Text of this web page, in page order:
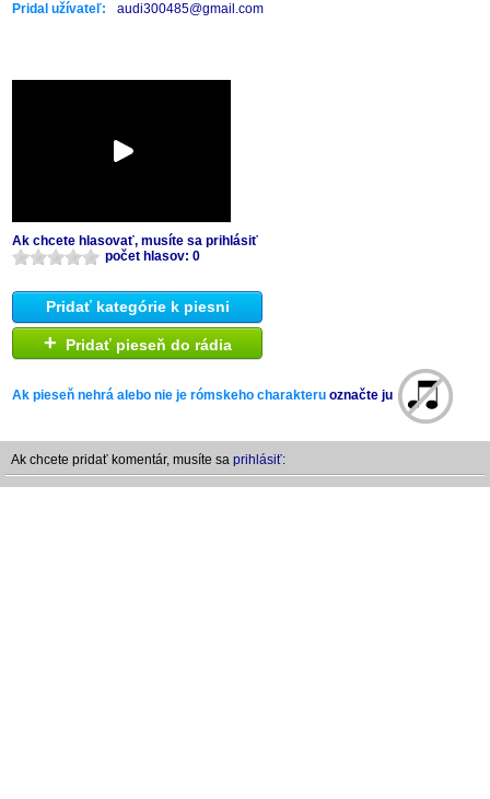
Pridal užívateľ: audi300485@gmail.com
Ak chcete hlasovať, musíte sa prihlásiť
počet hlasov: 0
Pridať kategórie k piesni
+ Pridať pieseň do rádia
Ak pieseň nehrá alebo nie je rómskeho charakteru označte ju
Ak chcete pridať komentár, musíte sa prihlásiť: